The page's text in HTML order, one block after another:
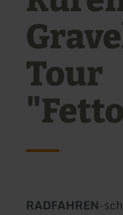
Tour
Art
RADFAHREN-